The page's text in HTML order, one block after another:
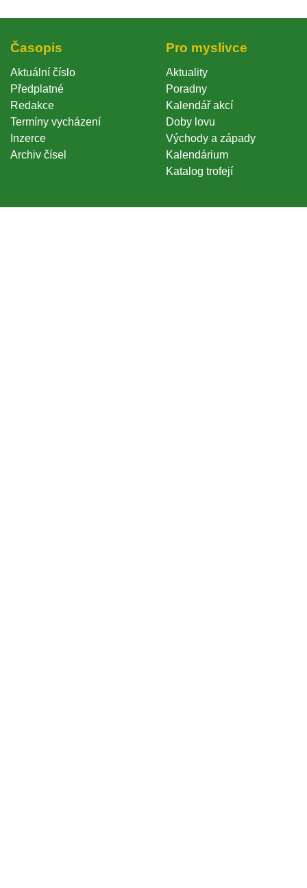
Časopi
Aktuální číslo
Předplatné
Redakce
Termíny vycházení
Inzerce
Archiv čísel
Pro myslivce
Aktuality
Poradny
Kalendář akcí
Doby lovu
Východy a západy
Kalendárium
Katalog trofejí